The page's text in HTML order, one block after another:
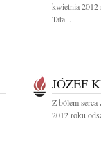
kwietnia 2012
Tata...
JÓZEF
Z bólem serca
2012 roku